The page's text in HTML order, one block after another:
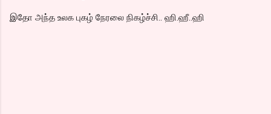
இதோ அந்த உலக புகழ் நேரலை நிகழ்ச்சி.. ஹி.ஹீ..ஹி